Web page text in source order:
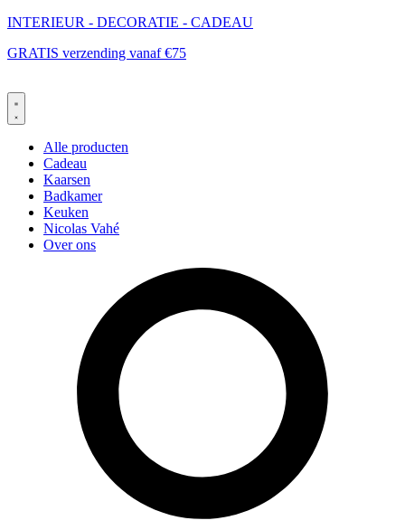
Ga
de
INTERIEUR - DECORATIE - CADEAU
GRATIS verzending vanaf €75
Alle producten
Cadeau
Kaarsen
Badkamer
Keuken
Nicolas Vahé
Over ons